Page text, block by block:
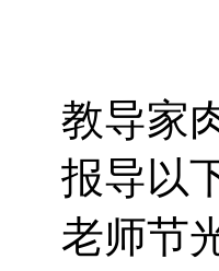
教导家
报导以
老师节